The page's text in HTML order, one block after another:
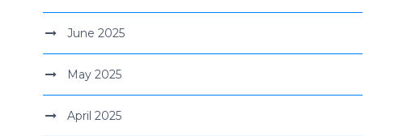
June 2025
May 2025
April 2025